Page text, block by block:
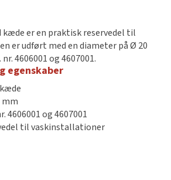
kæde er en praktisk reservedel til
er udført med en diameter på Ø 20
4606001 og 4607001.
egenskaber
mm
4606001 og 4607001
til vaskinstallationer